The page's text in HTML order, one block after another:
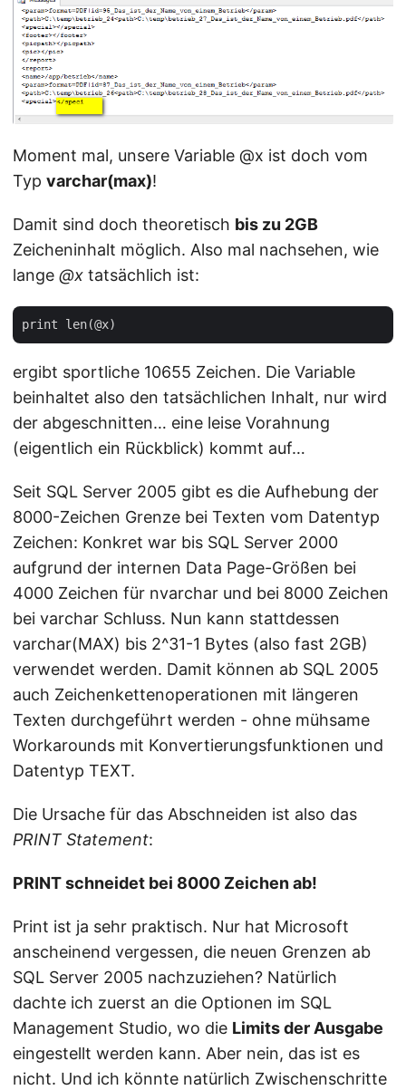
Moment mal, unsere Variable @x ist doch vom
Typ varchar(max)!
Damit sind doch theoretisch bis zu 2GB
Zeicheninhalt möglich. Also mal nachsehen, wie
lange @x tatsächlich ist:
ergibt sportliche 10655 Zeichen. Die Variable
beinhaltet also den tatsächlichen Inhalt, nur wird
der abgeschnitten… eine leise Vorahnung
(eigentlich ein Rückblick) kommt auf…
Seit SQL Server 2005 gibt es die Aufhebung der
8000-Zeichen Grenze bei Texten vom Datentyp
Zeichen: Konkret war bis SQL Server 2000
aufgrund der internen Data Page-Größen bei
4000 Zeichen für nvarchar und bei 8000 Zeichen
bei varchar Schluss. Nun kann stattdessen
varchar(MAX) bis 2^31-1 Bytes (also fast 2GB)
verwendet werden. Damit können ab SQL 2005
auch Zeichenkettenoperationen mit längeren
Texten durchgeführt werden - ohne mühsame
Workarounds mit Konvertierungsfunktionen und
Datentyp TEXT.
Die Ursache für das Abschneiden ist also das
PRINT Statement:
PRINT schneidet bei 8000 Zeichen ab!
Print ist ja sehr praktisch. Nur hat Microsoft
anscheinend vergessen, die neuen Grenzen ab
SQL Server 2005 nachzuziehen? Natürlich
dachte ich zuerst an die Optionen im SQL
Management Studio, wo die Limits der Ausgabe
eingestellt werden kann. Aber nein, das ist es
nicht. Und ich könnte natürlich Zwischenschritte